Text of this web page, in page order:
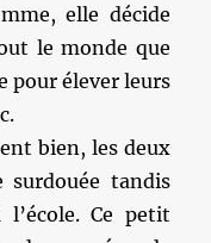
elle décide
le monde que
pour élever leurs
bien, les deux
surdouée tandis
Ce petit